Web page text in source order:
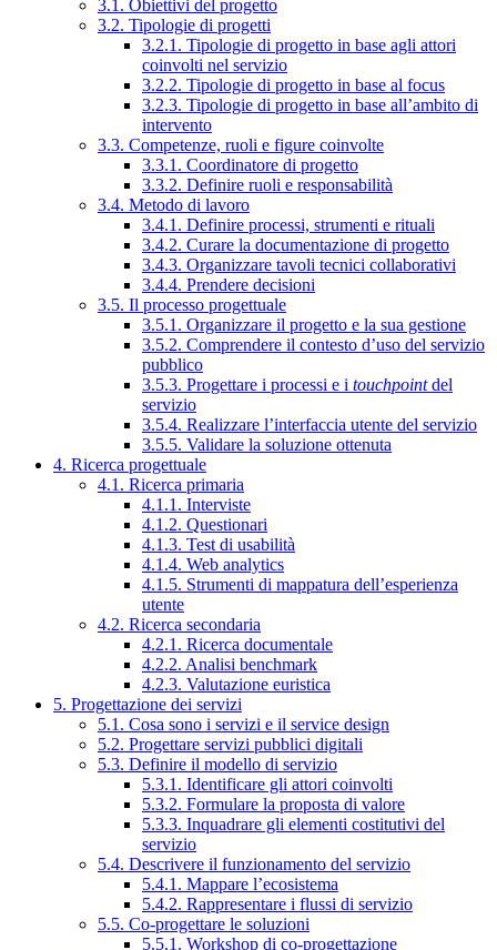
3.1. Obiettivi del progetto
3.2. Tipologie di progetti
3.2.1. Tipologie di progetto in base agli attori
coinvolti nel servizio
3.2.2. Tipologie di progetto in base al focus
3.2.3. Tipologie di progetto in base all’ambito di
intervento
3.3. Competenze, ruoli e figure coinvolte
3.3.1. Coordinatore di progetto
3.3.2. Definire ruoli e responsabilità
3.4. Metodo di lavoro
3.4.1. Definire processi, strumenti e rituali
3.4.2. Curare la documentazione di progetto
3.4.3. Organizzare tavoli tecnici collaborativi
3.4.4. Prendere decisioni
3.5. Il processo progettuale
3.5.1. Organizzare il progetto e la sua gestione
3.5.2. Comprendere il contesto d’uso del servizio
pubblico
3.5.3. Progettare i processi e i touchpointdel
servizio
3.5.4. Realizzare l’interfaccia utente del servizio
3.5.5. Validare la soluzione ottenuta
4. Ricerca progettuale
4.1. Ricerca primaria
4.1.1. Interviste
4.1.2. Questionari
4.1.3. Test di usabilità
4.1.4. Web analytics
4.1.5. Strumenti di mappatura dell’esperienza
utente
4.2. Ricerca secondaria
4.2.1. Ricerca documentale
4.2.2. Analisi benchmark
4.2.3. Valutazione euristica
5. Progettazione dei servizi
5.1. Cosa sono i servizi e il service design
5.2. Progettare servizi pubblici digitali
5.3. Definire il modello di servizio
5.3.1. Identificare gli attori coinvolti
5.3.2. Formulare la proposta di valore
5.3.3. Inquadrare gli elementi costitutivi del
servizio
5.4. Descrivere il funzionamento del servizio
5.4.1. Mappare l’ecosistema
5.4.2. Rappresentare i flussi di servizio
5.5. Co-progettare le soluzioni
5.5.1. Workshop di co-progettazione